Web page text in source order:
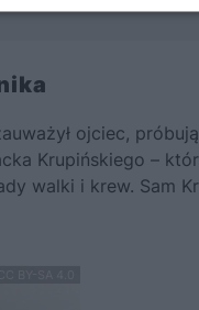
ojciec,
Krupińskiego –
walki i krew. Sam